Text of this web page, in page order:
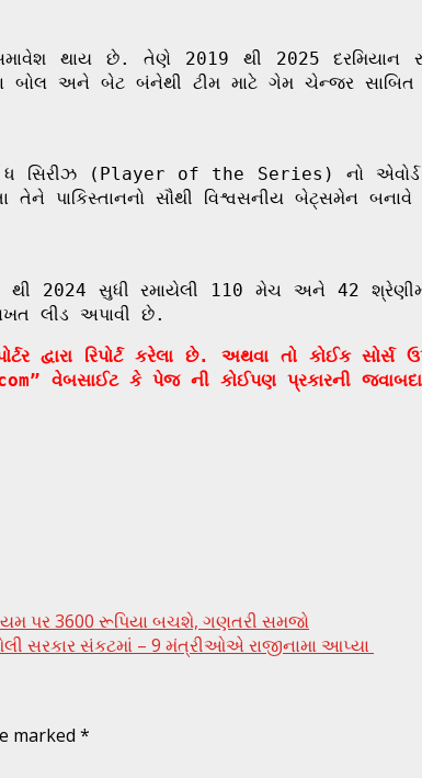
સમાવેશ થાય છે. તેણે 2019 થી 2025
અને બેટ બંનેથી ટીમ માટે ગેમ ચેન્જર
સિરીઝ (Player of the Series) નો
પાકિસ્તાનનો સૌથી વિશ્વસનીય બેટ્સમેન
થી 2024 સુધી રમાયેલી 110 મેચ અને
લીડ અપાવી છે.
રિપોર્ટ કરેલા છે. અથવા તો કોઈક સોર્સ
વેબસાઈટ કે પેજ ની કોઈપણ પ્રકારની
પર 3600 રૂપિયા બચશે, ગણતરી સમજો
સરકાર સંકટમાં – 9 મંત્રીઓએ રાજીનામા આપ્યા
marked *